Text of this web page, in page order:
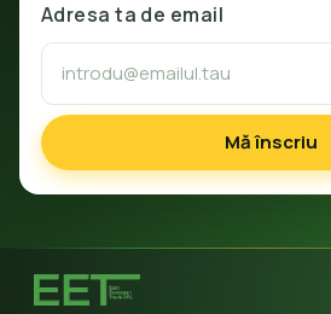
Adresa ta de email
Mă înscriu